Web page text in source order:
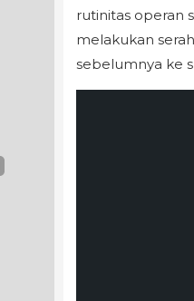
rutinitas operan
melakukan
sebelumnya ke